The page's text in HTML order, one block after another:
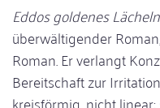
Eddos goldenes Lächeln
überwältigender
Roman. Er verlangt
Bereitschaft zur